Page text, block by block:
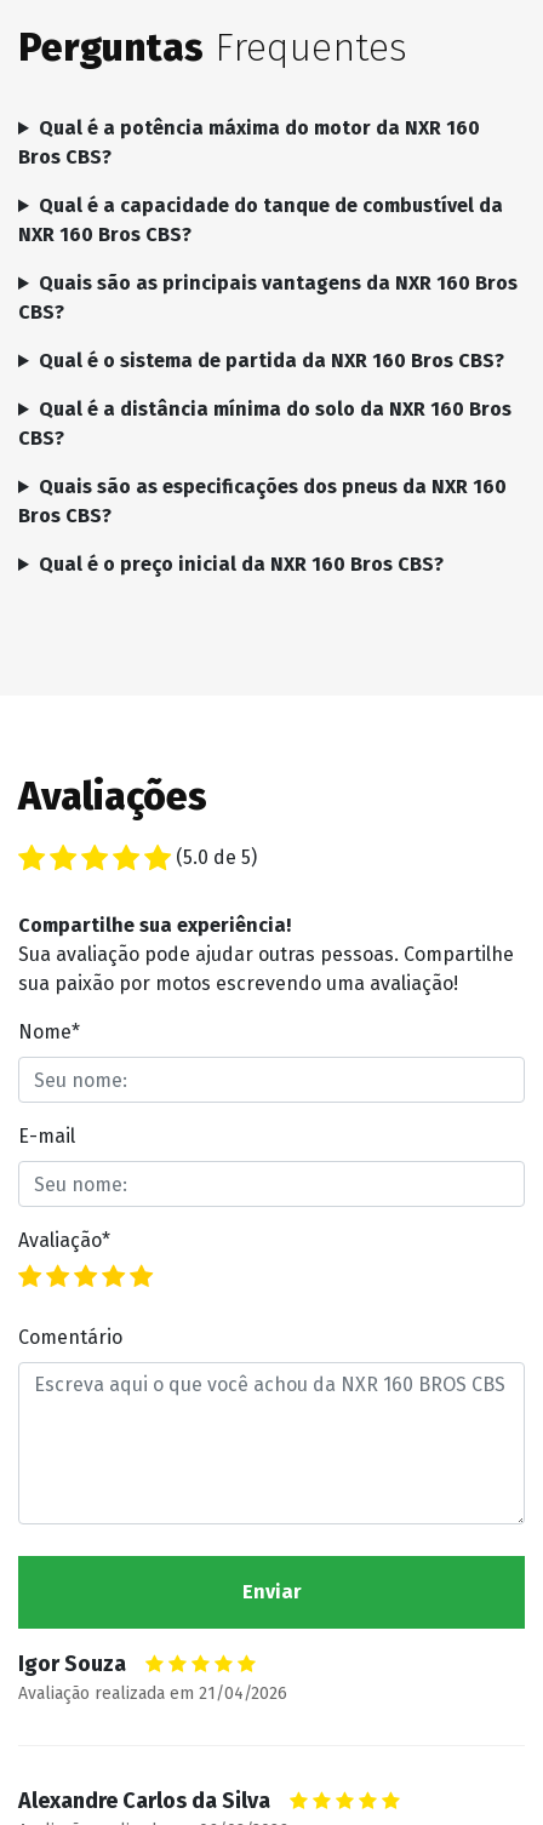
Perguntas Frequentes
Qual é a potência máxima do motor da NXR 160
Bros CBS?
Qual é a capacidade do tanque de combustível da
NXR 160 Bros CBS?
Quais são as principais vantagens da NXR 160 Bros
CBS?
Qual é o sistema de partida da NXR 160 Bros CBS?
Qual é a distância mínima do solo da NXR 160 Bros
CBS?
Quais são as especificações dos pneus da NXR 160
Bros CBS?
Qual é o preço inicial da NXR 160 Bros CBS?
Avaliações
(5.0 de 5)
Compartilhe sua experiência!
Sua avaliação pode ajudar outras pessoas. Compartilhe
sua paixão por motos escrevendo uma avaliação!
Nome*
E-mail
Avaliação*
Comentário
Igor Souza
Avaliação realizada em 21/04/2026
Alexandre Carlos da Silva